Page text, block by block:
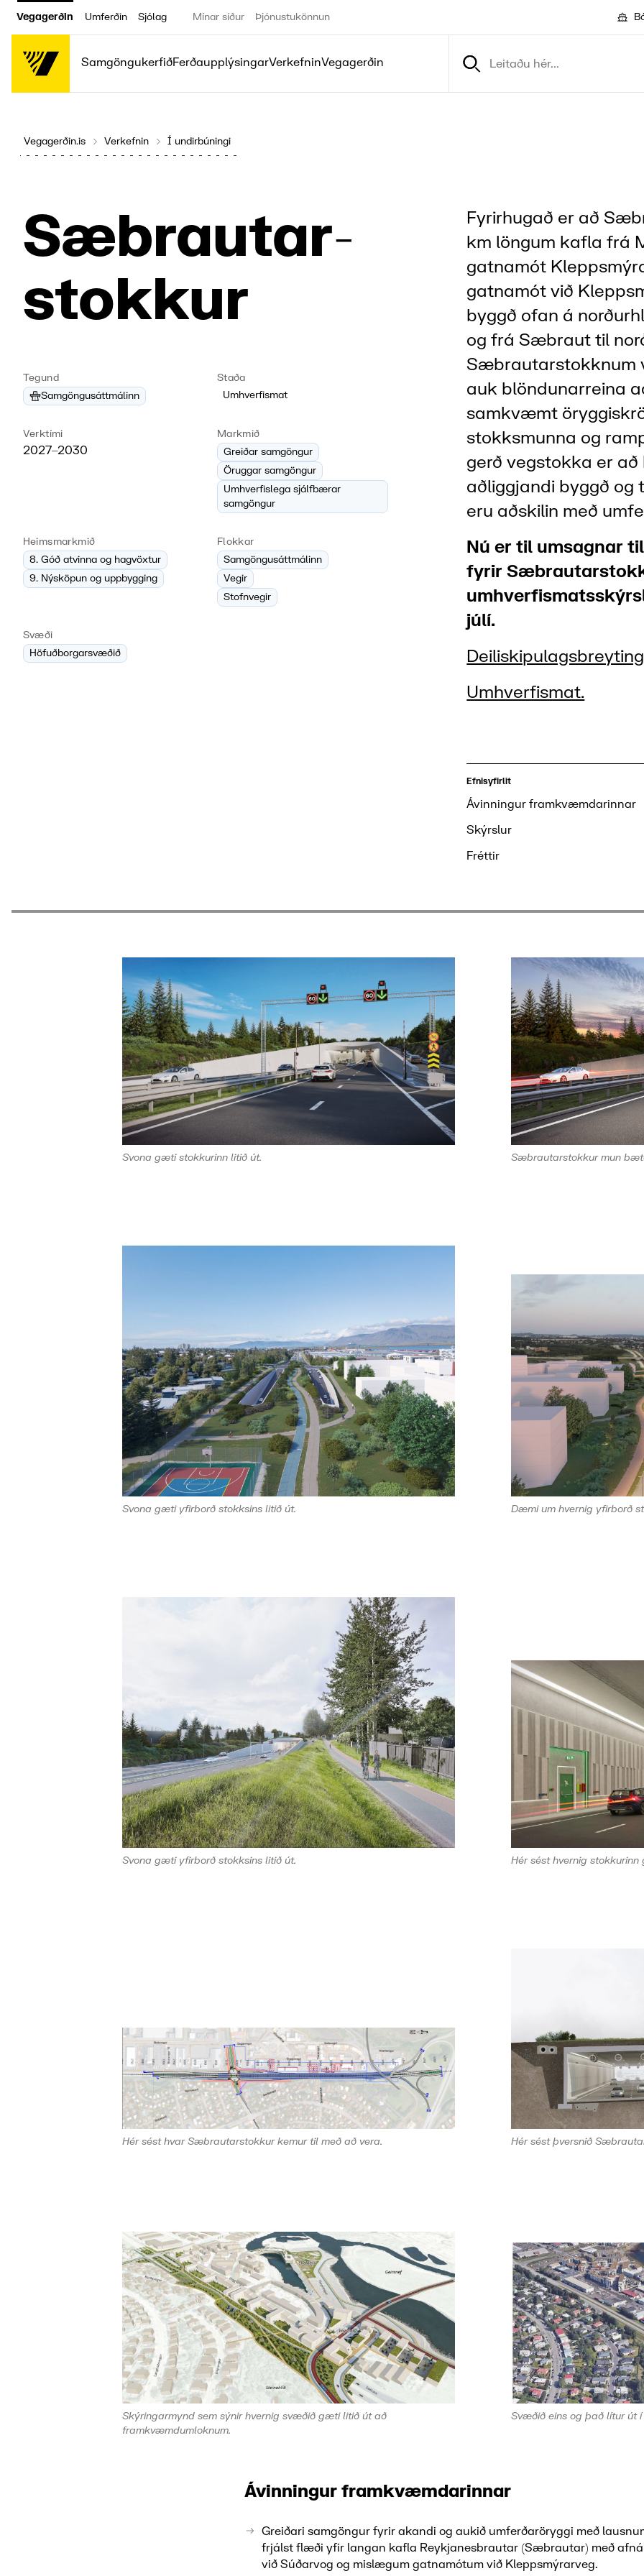
Vegagerðin Umferðin Sjólag Mínar síður Þjónustukönnun
SamgöngukerfiðFerðaupplýsingarVerkefninVegagerðin
Vegagerðin.is Verkefnin Í undirbúningi
Sæbrautar­
stokkur
Tegund
Samgöngusáttmálinn
Staða
Umhverfismat
Verktími
2027–2030
Markmið
Greiðar samgöngur
Öruggar samgöngur
Umhverfislega sjálfbærar
samgöngur
Heimsmarkmið
8. Góð atvinna og hagvöxtur
9. Nýsköpun og uppbygging
Flokkar
Samgöngusáttmálinn
Vegir
Stofnvegir
Svæði
Höfuðborgarsvæðið
Fyrirhugað er að
km löngum kafla frá
gatnamót
gatnamót við
byggð ofan á
og frá Sæbraut til
Sæbrautarstokknum
auk blöndunarreina
samkvæmt
stokksmunna og
gerð vegstokka er
aðliggjandi byggð og
eru aðskilin með
Nú er til umsagnar
fyrir
júlí.
Umhverfismat.
Efnisyfirlit
Ávinningur framkvæmdarinnar
Skýrslur
Fréttir
Ávinningur framkvæmdarinnarSkýrslurFréttir
Svona gæti stokkurinn litið út. Sæbrautarstokkur mun
Svona gæti yfirborð stokksins litið út. Dæmi um hvernig yfirborð
Svona gæti yfirborð stokksins litið út. Hér sést hvernig
Hér sést hvar Sæbrautarstokkur kemur til með að vera. Hér sést þversnið
Skýringarmynd sem sýnir hvernig svæðið gæti litið út að
framkvæmdumloknum.
Svæðið eins og það lítur út
Ávinningur framkvæmdarinnar
Greiðari samgöngur fyrir akandi og aukið umferðaröryggi með
frjálst flæði yfir langan kafla Reykjanesbrautar (Sæbrautar) með
við Súðarvog og mislægum gatnamótum við Kleppsmýrarveg.